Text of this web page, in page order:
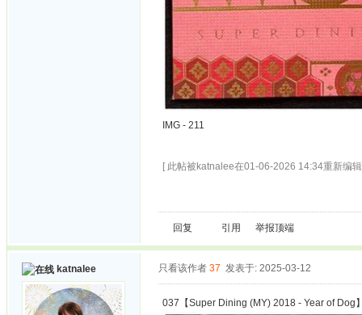
IMG - 211
[ 此帖被katnalee在01-06-2026 14:34重新编
回复 引用 举报顶端
katnalee 只看该作者 37 发表于: 2025-03-12
037【Super Dining (MY) 2018 - Year of Dog